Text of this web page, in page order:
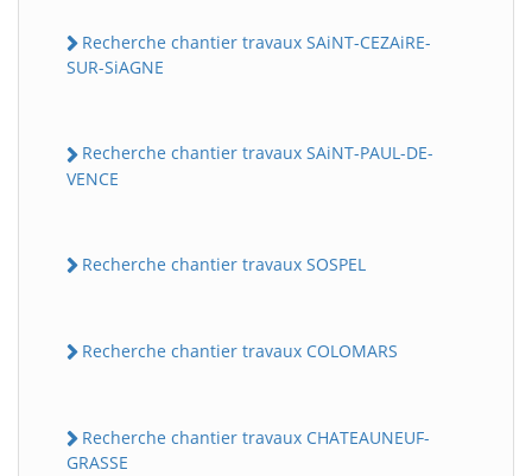
Recherche chantier travaux SAiNT-CEZAiRE-
SUR-SiAGNE
Recherche chantier travaux SAiNT-PAUL-DE-
VENCE
Recherche chantier travaux SOSPEL
Recherche chantier travaux COLOMARS
Recherche chantier travaux CHATEAUNEUF-
GRASSE